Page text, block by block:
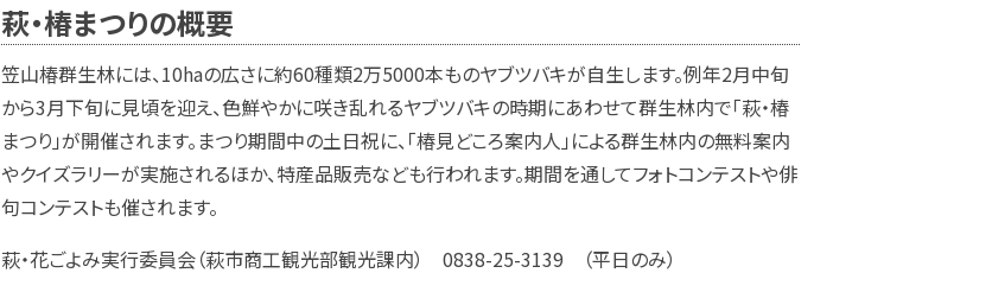
萩・椿まつりの概要
笠山椿群生林には、10haの広さに約60種類2万5000本ものヤブツバキが自生します。例年2月中旬
から3月下旬に見頃を迎え、色鮮やかに咲き乱れるヤブツバキの時期にあわせて群生林内で「萩・椿
まつり」が開催されます。まつり期間中の土日祝に、「椿見どころ案内人」による群生林内の無料案内
やクイズラリーが実施されるほか、特産品販売なども行われます。期間を通してフォトコンテストや俳
句コンテストも催されます。
萩・花ごよみ実行委員会（萩市商工観光部観光課内） 0838-25-3139 （平日のみ）